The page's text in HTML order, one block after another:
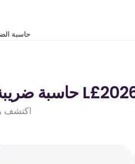
حاسبة
اكتشف